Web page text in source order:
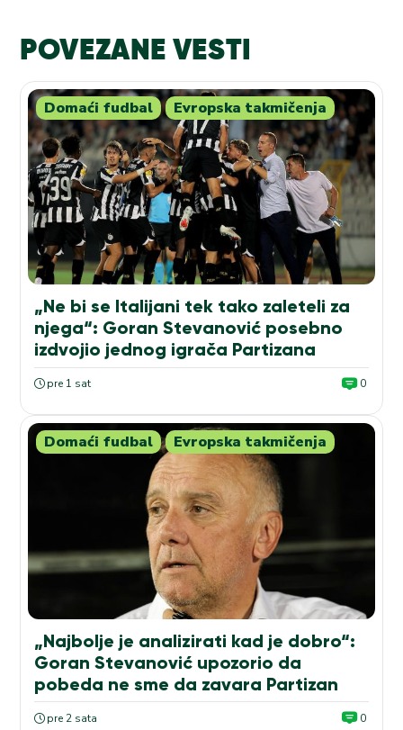
POVEZANE VESTI
Domaći fudbal Evropska takmičenja
„Ne bi se Italijani tek tako zaleteli za
njega“: Goran Stevanović posebno
izdvojio jednog igrača Partizana
pre 1 sat 0
Domaći fudbal Evropska takmičenja
„Najbolje je analizirati kad je dobro“:
Goran Stevanović upozorio da
pobeda ne sme da zavara Partizan
pre 2 sata 0